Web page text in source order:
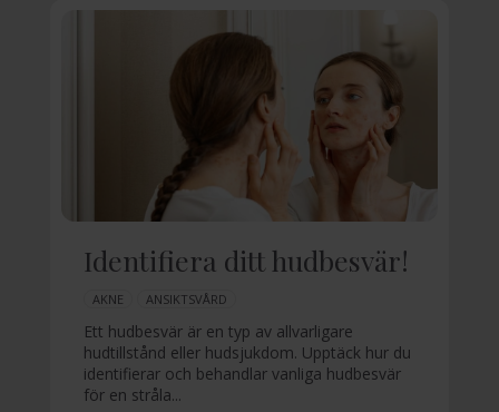
Identifiera ditt hudbesvär!
AKNE ANSIKTSVÅRD
Ett hudbesvär är en typ av allvarligare
hudtillstånd eller hudsjukdom. Upptäck hur du
identifierar och behandlar vanliga hudbesvär
för en stråla...